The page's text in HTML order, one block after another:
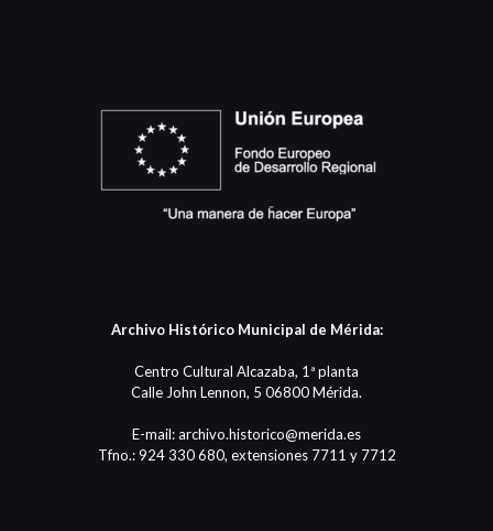
Archivo Histórico Municipal de Mérida:
Centro Cultural Alcazaba, 1ª planta
Calle John Lennon, 5 06800 Mérida.
E-mail: archivo.historico@merida.es
Tfno.: 924 330 680, extensiones 7711 y 7712